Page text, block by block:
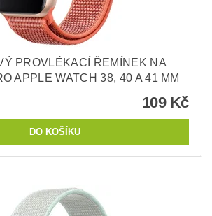
PROVLÉKACÍ ŘEMÍNEK NA
APPLE WATCH 38, 40 A 41 MM
109 Kč